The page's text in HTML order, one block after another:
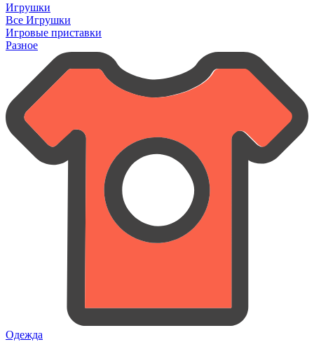
Игрушки
Все Игрушки
Игровые приставки
Разное
Одежда